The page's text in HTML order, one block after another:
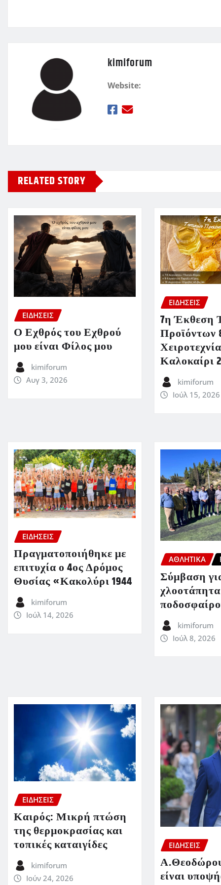
kimiforum
Website:
RELATED STORY
ΕΙΔΗΣΕΙΣ
Ο Εχθρός του Εχθρού
μου είναι Φίλος μου
kimiforum
Αυγ 3, 2026
ΕΙΔΗΣΕΙΣ
7η Έκθεση
Προϊόντων
Καλοκαίρι
kimiforum
Ιούλ 15, 2026
ΕΙΔΗΣΕΙΣ
Πραγματοποιήθηκε με
επιτυχία ο 4ος Δρόμος
Θυσίας «Κακολύρι 1944
kimiforum
Ιούλ 14, 2026
ΑΘΛΗΤΙΚΑ
Σύμβαση
kimiforum
Ιούλ 8, 2026
ΕΙΔΗΣΕΙΣ
Καιρός: Μικρή πτώση
της θερμοκρασίας και
τοπικές καταιγίδες
kimiforum
Ιούν 24, 2026
ΕΙΔΗΣΕΙΣ
είναι